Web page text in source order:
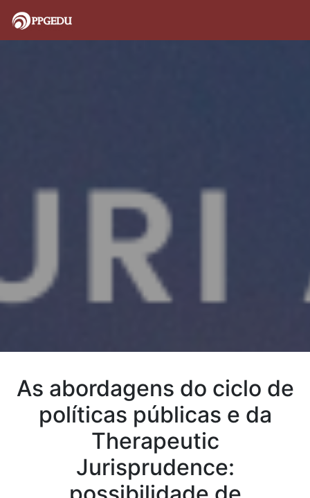
As abordagens do ciclo de
políticas públicas e da
Therapeutic
Jurisprudence: